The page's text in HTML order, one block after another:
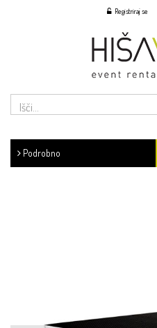
Registriraj se
Podrobno